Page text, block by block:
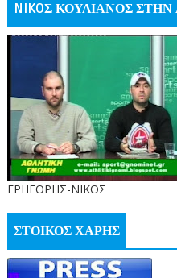
NIKOΣ ΚΟΥΛΙΑΝΟΣ
ΓΡΗΓΟΡΗΣ-ΝΙΚΟΣ
ΣΤΟΙΚΟΣ ΧΑΡΗΣ